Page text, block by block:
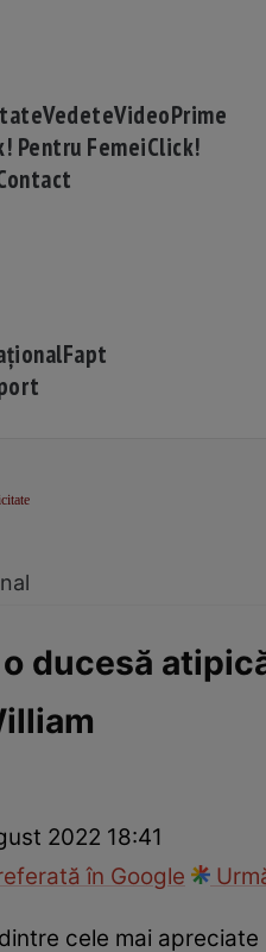
VedeteVideoPrime
Pentru FemeiClick!
Fapt
ducesă
2022 18:41
în Google
cele mai